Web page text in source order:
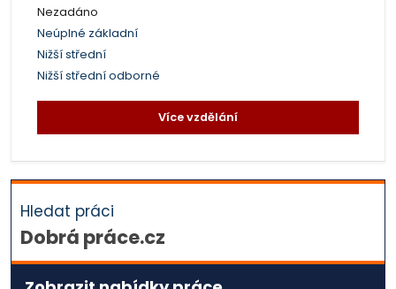
Nezadáno
Neúplné základní
Nižší střední
Nižší střední odborné
Více vzdělání
Hledat práci
Dobrá práce.cz